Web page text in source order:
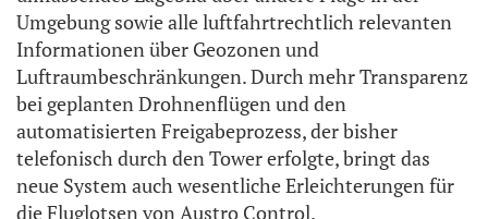
Umgebung sowie alle luftfahrtrechtlich relevanten
Informationen über Geozonen und
Luftraumbeschränkungen. Durch mehr Transparenz
bei geplanten Drohnenflügen und den
automatisierten Freigabeprozess, der bisher
telefonisch durch den Tower erfolgte, bringt das
neue System auch wesentliche Erleichterungen für
die Fluglotsen von Austro Control.